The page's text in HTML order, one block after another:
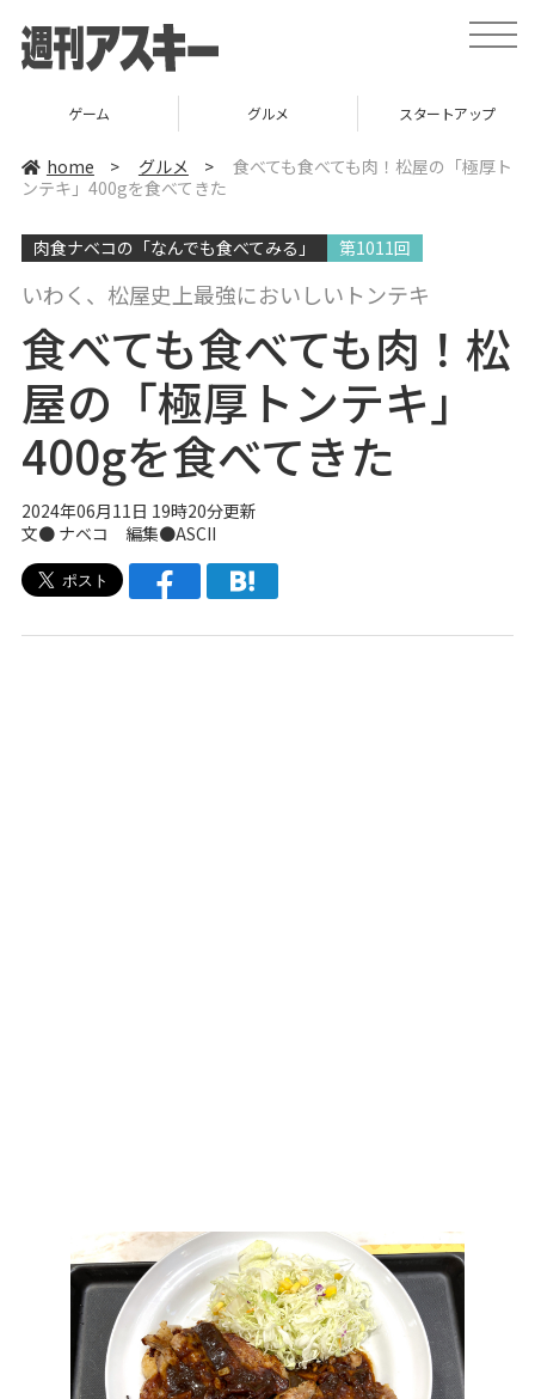
t
o
e
v
グルメ スタートアップ ICT
home > グルメ >
食べても食べても肉！松屋の「極厚ト
ンテキ」400gを食べてきた
肉食ナベコの「なんでも食べてみる」 第1011回
いわく、松屋史上最強においしいトンテキ
食べても食べても肉！松
屋の「極厚トンテキ」
400gを食べてきた
2024年06月11日 19時20分更新
文● ナベコ 編集●ASCII